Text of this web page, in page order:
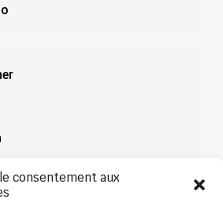
consentement aux